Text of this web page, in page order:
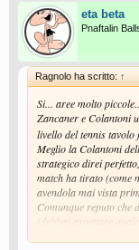
eta beta
Pnaftalin
Ragnolo ha scritto: ↑
Si... aree molto
Zancaner e Colantoni
livello del tennis tavolo
Meglio la Colantoni
strategico direi
match ha tirato (come
avendola mai vista
Comunque reputo
(debba) aspettare
Per il resto... ghiaccio